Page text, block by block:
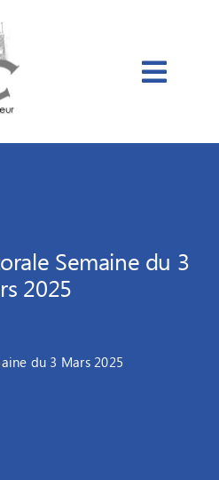
Semaine du 3
2025
du 3 Mars 2025